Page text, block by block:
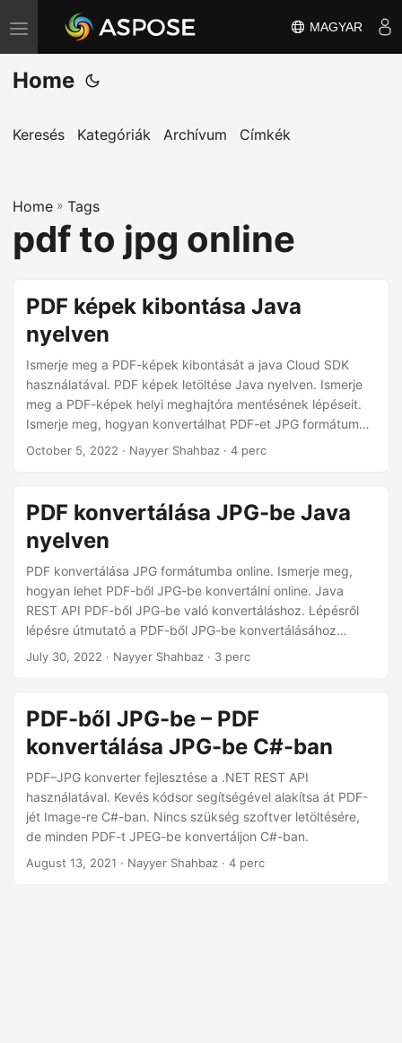
T
o
g
l
a
v
i
MAGYAR
Home
Keresés Kategóriák Archívum Címkék
Home » Tags
pdf to jpg online
PDF képek kibontása Java
nyelven
Ismerje meg a PDF-képek kibontását a java Cloud SDK
használatával. PDF képek letöltése Java nyelven. Ismerje
meg a PDF-képek helyi meghajtóra mentésének lépéseit.
Ismerje meg, hogyan konvertálhat PDF-et JPG formátumba
(kivonatolással).
October 5, 2022 · Nayyer Shahbaz · 4 perc
PDF konvertálása JPG-be Java
nyelven
PDF konvertálása JPG formátumba online. Ismerje meg,
hogyan lehet PDF-ből JPG-be konvertálni online. Java
REST API PDF-ből JPG-be való konvertáláshoz. Lépésről
lépésre útmutató a PDF-ből JPG-be konvertálásához
online.
July 30, 2022 · Nayyer Shahbaz · 3 perc
PDF-ből JPG-be – PDF
konvertálása JPG-be C#-ban
PDF–JPG konverter fejlesztése a .NET REST API
használatával. Kevés kódsor segítségével alakítsa át PDF-
jét Image-re C#-ban. Nincs szükség szoftver letöltésére,
de minden PDF-t JPEG-be konvertáljon C#-ban.
August 13, 2021 · Nayyer Shahbaz · 4 perc